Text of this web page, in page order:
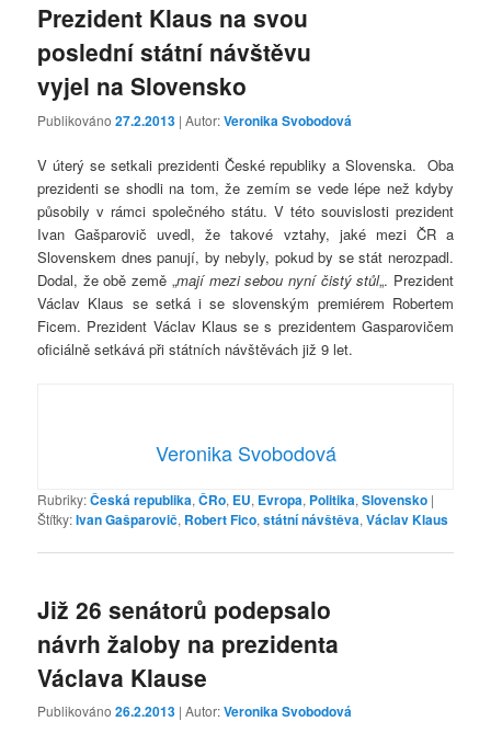
Prezident Klaus na svou
poslední státní návštěvu
vyjel na Slovensko
Publikováno27.2.2013 | Autor:Veronika Svobodová
V úterý se setkali prezidenti České republiky a Slovenska. Oba
prezidenti se shodli na tom, že zemím se vede lépe než kdyby
působily v rámci společného státu. V této souvislosti prezident
Ivan Gašparovič uvedl, že takové vztahy, jaké mezi ČR a
Slovenskem dnes panují, by nebyly, pokud by se stát nerozpadl.
Dodal, že obě země „mají mezi sebou nyní čistý stůl„. Prezident
Václav Klaus se setká i se slovenským premiérem Robertem
Ficem. Prezident Václav Klaus se s prezidentem Gasparovičem
oficiálně setkává při státních návštěvách již 9 let.
Veronika Svobodová
Rubriky:Česká republika,ČRo, EU, Evropa, Politika,Slovensko |
Štítky:Ivan Gašparovič, Robert Fico,státní návštěva,Václav Klaus
Již 26 senátorů podepsalo
návrh žaloby na prezidenta
Václava Klause
Publikováno26.2.2013 | Autor:Veronika Svobodová